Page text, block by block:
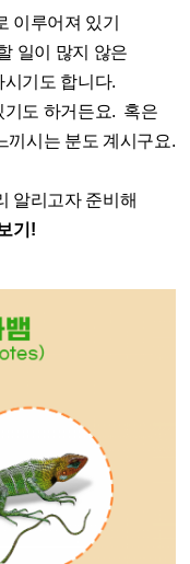
이루어져 있기
일이 많지 않은
기도 합니다.
기도 하거든요. 혹은
끼시는 분도 계시구요.
알리고자 준비해
기!